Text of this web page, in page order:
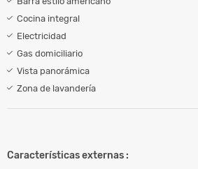
Cocina integral
Electricidad
Gas domiciliario
Vista panorámica
Zona de lavandería
Características externas :